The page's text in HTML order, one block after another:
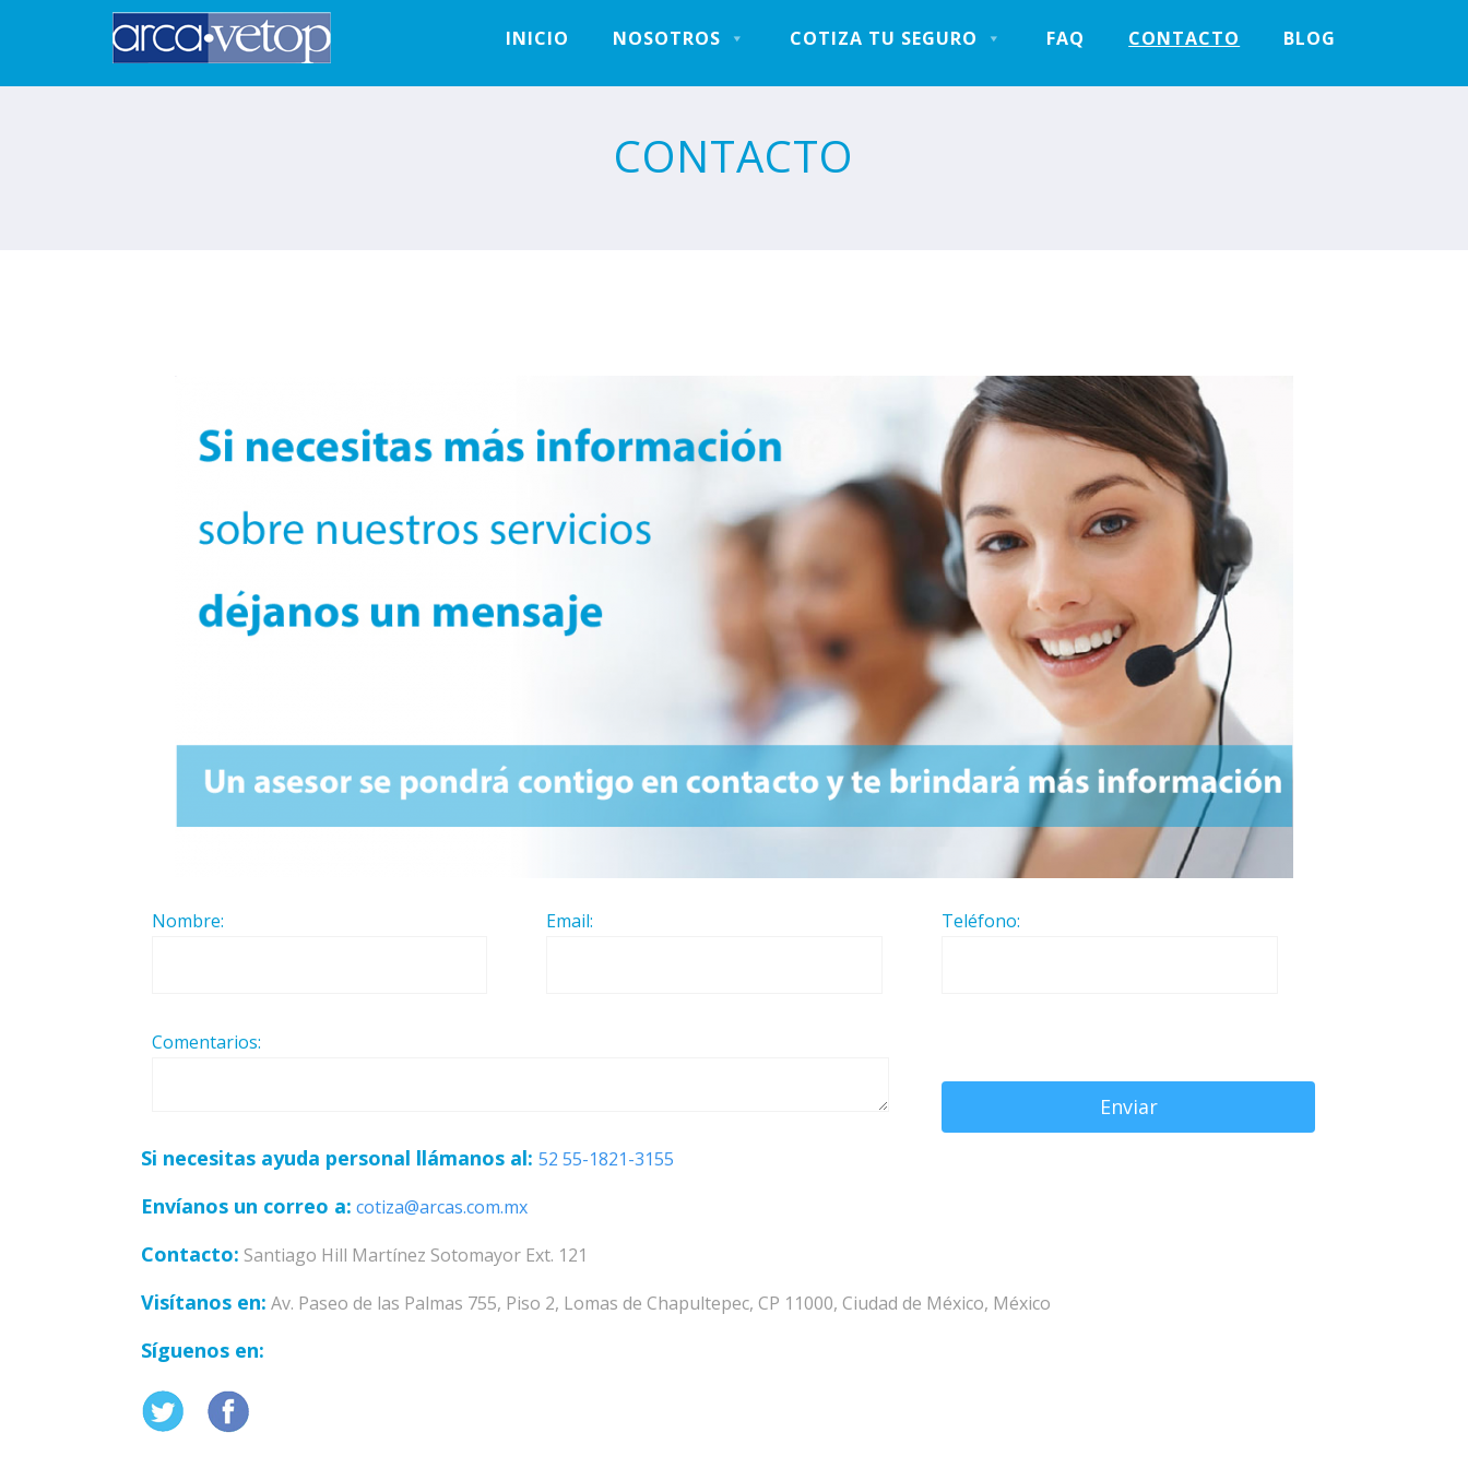
INICIO NOSOTROS COTIZA TU SEGURO FAQ CONTACTO BLOG
CONTACTO
Nombre: Email: Teléfono:
Comentarios:
Si necesitas ayuda personal llámanos al:52 55-1821-3155
Envíanos un correo a: cotiza@arcas.com.mx
Contacto: Santiago Hill Martínez Sotomayor Ext. 121
Visítanos en: Av. Paseo de las Palmas 755, Piso 2, Lomas de Chapultepec, CP 11000, Ciudad de México, México
Síguenos en: